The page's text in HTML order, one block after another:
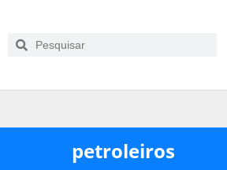
petroleiros